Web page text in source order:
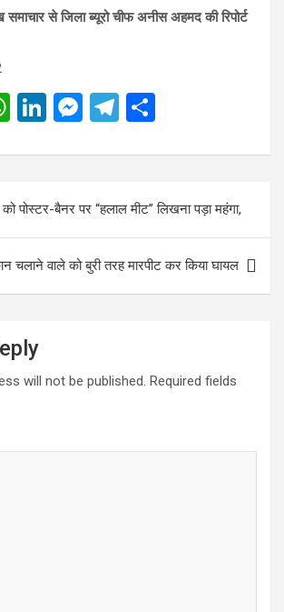
से जिला ब्यूरो चीफ अनीस अहमद की रिपोर्ट
W
at
s
A
p
p
Li
ke
dI
n
M
se
n
g
er
T
e
gr
a
m
ar
e
पोस्टर-बैनर पर “हलाल मीट” लिखना पड़ा महंगा,
चलाने वाले को बुरी तरह मारपीट कर किया घायल
will not be published. Required fields